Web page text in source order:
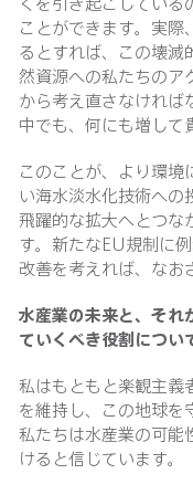
ことができます。実
るとすれば、この壊滅
然資源への私たちのア
から考え直さなければ
中でも、何にも増して
このことが、より環境
い海水淡水化技術への
飛躍的な拡大へとつな
す。新たなEU規制に
改善を考えれば、なお
水産業の未来と、それ
ていくべき役割につい
私はもともと楽観主義
を維持し、この地球を
私たちは水産業の可能
けると信じています。